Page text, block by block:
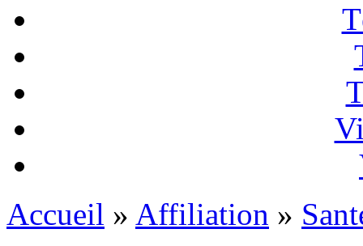
Accueil » Affiliation »